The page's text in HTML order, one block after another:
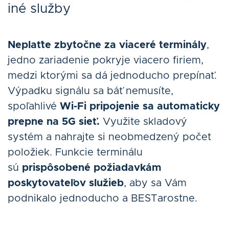
iné služby
Neplaťte zbytočne za viaceré terminály,
jedno zariadenie pokryje viacero firiem,
medzi ktorými sa dá jednoducho prepínať.
Výpadku signálu sa báť nemusíte,
spoľahlivé Wi-Fi pripojenie sa automaticky
prepne na 5G sieť. Využite skladový
systém a nahrajte si neobmedzený počet
položiek. Funkcie terminálu
sú prispôsobené požiadavkám
poskytovateľov služieb, aby sa Vám
podnikalo jednoducho a BESTarostne.